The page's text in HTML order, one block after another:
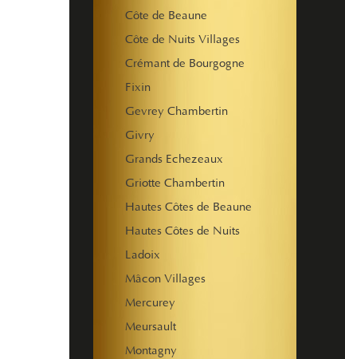
Côte de Beaune
Côte de Nuits Villages
Crémant de Bourgogne
Fixin
Gevrey Chambertin
Givry
Grands Echezeaux
Griotte Chambertin
Hautes Côtes de Beaune
Hautes Côtes de Nuits
Ladoix
Mâcon Villages
Mercurey
Meursault
Montagny